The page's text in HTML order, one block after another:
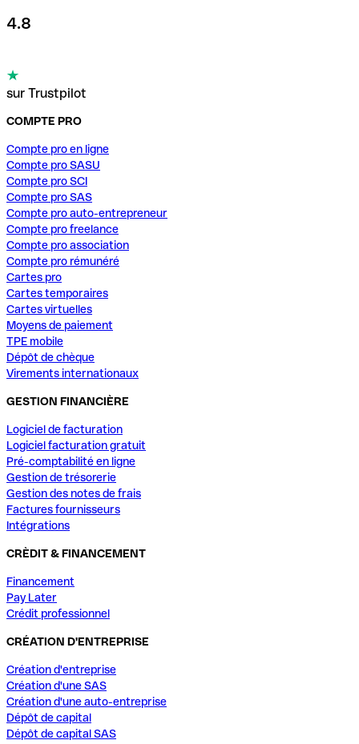
4.8
sur Trustpilot
COMPTE PRO
Compte pro en ligne
Compte pro SASU
Compte pro SCI
Compte pro SAS
Compte pro auto-entrepreneur
Compte pro freelance
Compte pro association
Compte pro rémunéré
Cartes pro
Cartes temporaires
Cartes virtuelles
Moyens de paiement
TPE mobile
Dépôt de chèque
Virements internationaux
GESTION FINANCIÈRE
Logiciel de facturation
Logiciel facturation gratuit
Pré-comptabilité en ligne
Gestion de trésorerie
Gestion des notes de frais
Factures fournisseurs
Intégrations
CRÈDIT & FINANCEMENT
Financement
Pay Later
Crédit professionnel
CRÉATION D'ENTREPRISE
Création d'entreprise
Création d'une SAS
Création d'une auto-entreprise
Dépôt de capital
Dépôt de capital SAS